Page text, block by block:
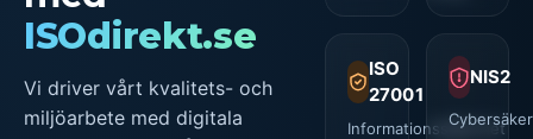
ISOdirekt.se
Vi driver vårt kvalitets- och
miljöarbete med digitala
ISO
27001
Informationssäkerhet
NIS2